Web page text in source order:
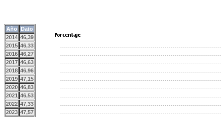
Año
Dato
2014 46,39
2015 46,33
2016 46,27
2017 46,63
2018 46,96
2019 47,15
2020 46,83
2021 46,53
2022 47,33
2023 47,57